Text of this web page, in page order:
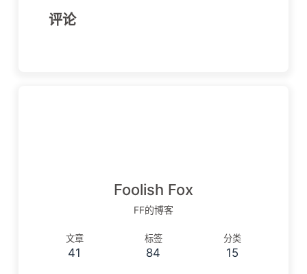
评论
Foolish Fox
FF的博客
文章
41
标签
84
分类
15